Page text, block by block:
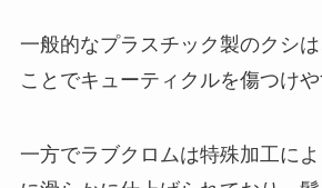
一般的なプラスチック製のクシ
ことでキューティクルを傷つけや
一方でラブクロムは特殊加工に